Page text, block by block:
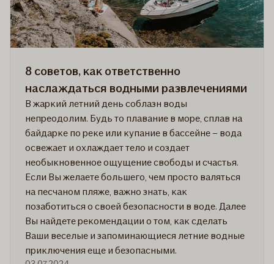
8 советов, как ответственно
наслаждаться водными развлечениями
В жаркий летний день соблазн воды
непреодолим. Будь то плавание в море, cплав на
байдарке по реке или купание в бассейне – вода
освежает и охлаждает тело и создает
необыкновенное ощущение свободы и счастья.
Если Вы желаете большего, чем просто валяться
на песчаном пляже, важно знать, как
позаботиться о своей безопасности в воде. Далее
Вы найдете рекомендации о том, как сделать
Ваши веселые и запоминающиеся летние водные
приключения еще и безопасными.